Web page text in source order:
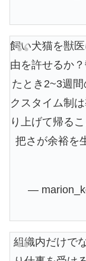
飼い犬猫を獣
由を許せるか
たとき2~3週
クスタイム制
り上げて帰る
把さが余裕を
—
組織内だけで